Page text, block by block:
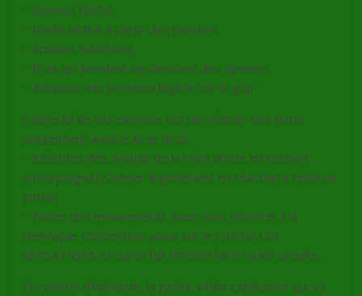
– Genoux fléchis
– Buste incliné à partir des hanches
– Epaules relâchées
– Bras qui pendent en-dessous des épaules
– Adoptez une pression légère sur le grip
L’objectif de cet exercice est de réaliser des putts
uniquement avec le bras droit.
– Exécutez des swings de la main droite en laissant
votre poignet s’armer légèrement en réaction à l’élan du
putter
– Faites des mouvements sans vous attacher à la
technique. Concentrez-vous sur le rythme LES
SENSATIONS et sur le fait de bien faire rouler la balle.
Et comme d’habitude, la petite vidéo explicative qui va